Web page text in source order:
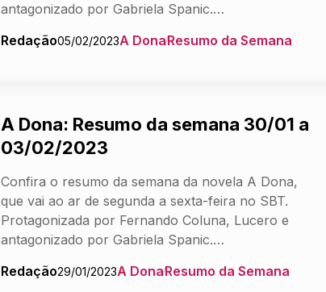
antagonizado por Gabriela Spanic.…
Redação05/02/2023A DonaResumo da Semana
A Dona: Resumo da semana 30/01 a
03/02/2023
Confira o resumo da semana da novela A Dona,
que vai ao ar de segunda a sexta-feira no SBT.
Protagonizada por Fernando Coluna, Lucero e
antagonizado por Gabriela Spanic.…
Redação29/01/2023A DonaResumo da Semana